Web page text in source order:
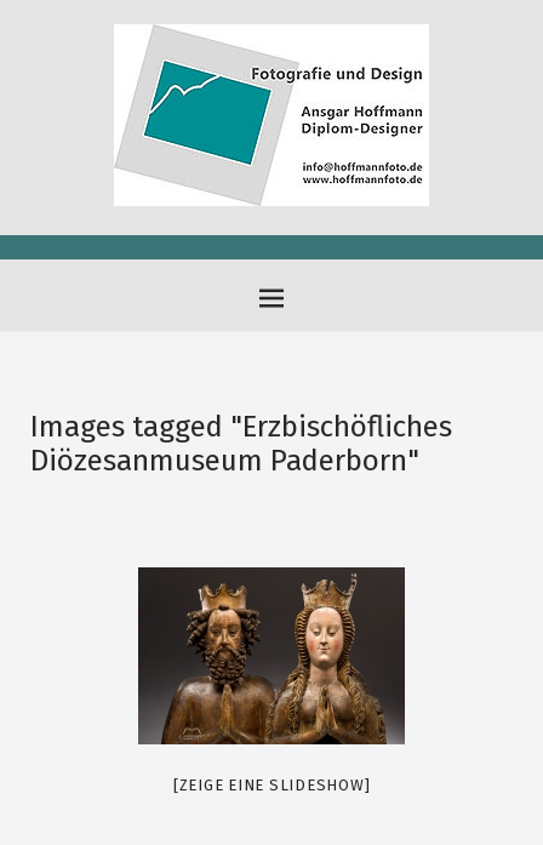
Images tagged "Erzbischöfliches
Diözesanmuseum Paderborn"
[ZEIGE EINE SLIDESHOW]